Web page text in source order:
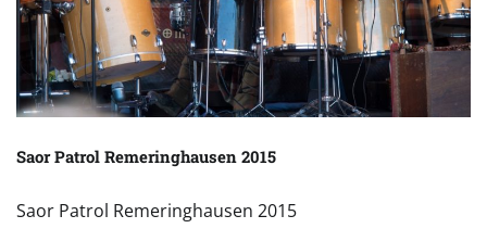
Saor Patrol Remeringhausen 2015
Saor Patrol Remeringhausen 2015